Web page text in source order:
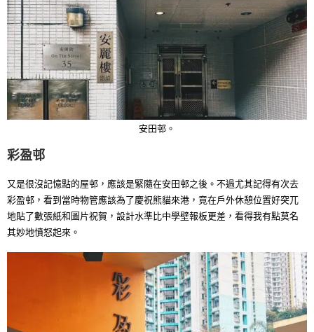
安田邨。
彩盈邨
又是很沒記憶點的屋邨，應該是緊隨在安田邨之後。不過尤其記得有次去
彩盈邨，看到當時物管應該為了慶祝熊貓來港，竟在戶外休憩位置好突兀
地貼了數張紙和圖片祝賀，設計水準比中學壁報板更差，看得我有點莫名
其妙地憤怒起來。